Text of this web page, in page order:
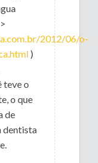
2012/06/o-
)
teve o
o que
de
dentista